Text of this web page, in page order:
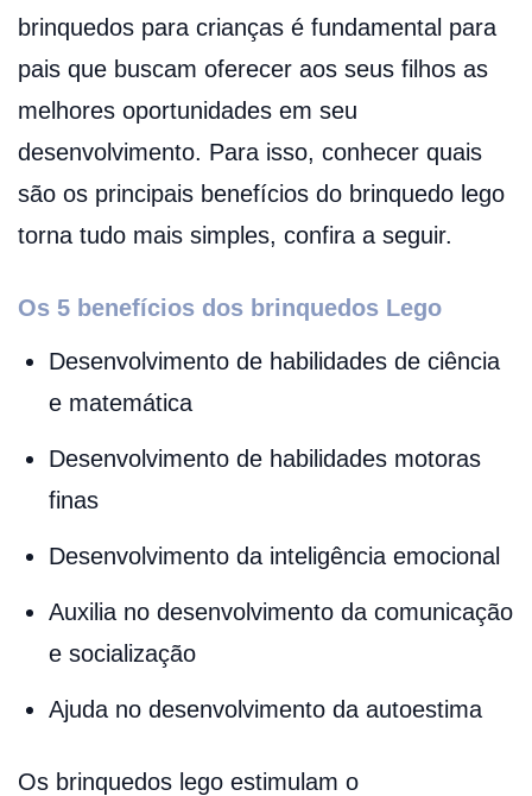
brinquedos para crianças é fundamental para
pais que buscam oferecer aos seus filhos as
melhores oportunidades em seu
desenvolvimento. Para isso, conhecer quais
são os principais benefícios do brinquedo lego
torna tudo mais simples, confira a seguir.
Os 5 benefícios dos brinquedos Lego
Desenvolvimento de habilidades de ciência
e matemática
Desenvolvimento de habilidades motoras
finas
Desenvolvimento da inteligência emocional
Auxilia no desenvolvimento da comunicação
e socialização
Ajuda no desenvolvimento da autoestima
Os brinquedos lego estimulam o